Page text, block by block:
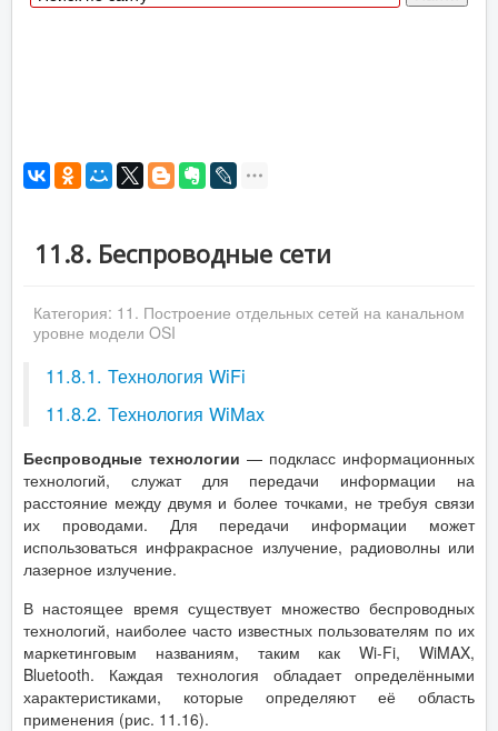
11.8. Беспроводные сети
Категория: 11. Построение отдельных сетей на канальном
уровне модели OSI
11.8.1. Технология WiFi
11.8.2. Технология WiMax
Беспроводные технологии — подкласс информационных
технологий, служат для передачи информации на
расстояние между двумя и более точками, не требуя связи
их проводами. Для передачи информации может
использоваться инфракрасное излучение, радиоволны или
лазерное излучение.
В настоящее время существует множество беспроводных
технологий, наиболее часто известных пользователям по их
маркетинговым названиям, таким как Wi-Fi, WiMAX,
Bluetooth. Каждая технология обладает определёнными
характеристиками, которые определяют её область
применения (рис. 11.16).